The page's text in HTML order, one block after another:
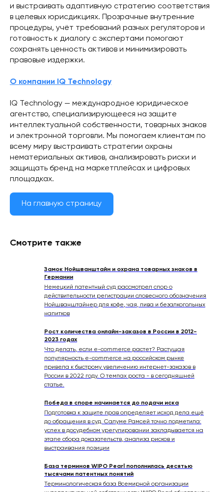
и выстраивать адаптивную стратегию соответствия
в целевых юрисдикциях. Прозрачные внутренние
процедуры, учёт требований разных регуляторов и
готовность к диалогу с экспертами помогают
сохранять ценность активов и минимизировать
правовые издержки.
О компании IQ Technology
IQ Technology — международное юридическое
агентство, специализирующееся на защите
интеллектуальной собственности, товарных знаков
и электронной торговли. Мы помогаем клиентам по
всему миру выстраивать стратегии охраны
нематериальных активов, анализировать риски и
защищать бренд на маркетплейсах и цифровых
площадках.
На главную страницу
Смотрите также
Замок Нойшванштайн и охрана товарных знаков в
Германии
Немецкий патентный суд рассмотрел спор о
действительности регистрации словесного обозначения
Нойшванштайнер для кофе, чая, пива и безалкогольных
напитков
Рост количества онлайн-заказов в России в 2012-
2023 годах
Что делать, если e-commerce растет? Растущая
популярность e-commerce на российском рынке
привела к быстрому увеличению интернет-заказов в
России в 2022 году. О темпах роста - в сегодняшней
статье.
Победа в споре начинается до подачи иска
Подготовка к защите прав определяет исход дела ещё
до обращения в суд. Салуме Рамсей точно подметила:
успех в досудебном урегулировании закладывается на
этапе сбора доказательств, анализа рисков и
выстраивания позиции
База терминов WIPO Pearl пополнилась десятью
тысячами патентных понятий
Терминологическая база Всемирной организации